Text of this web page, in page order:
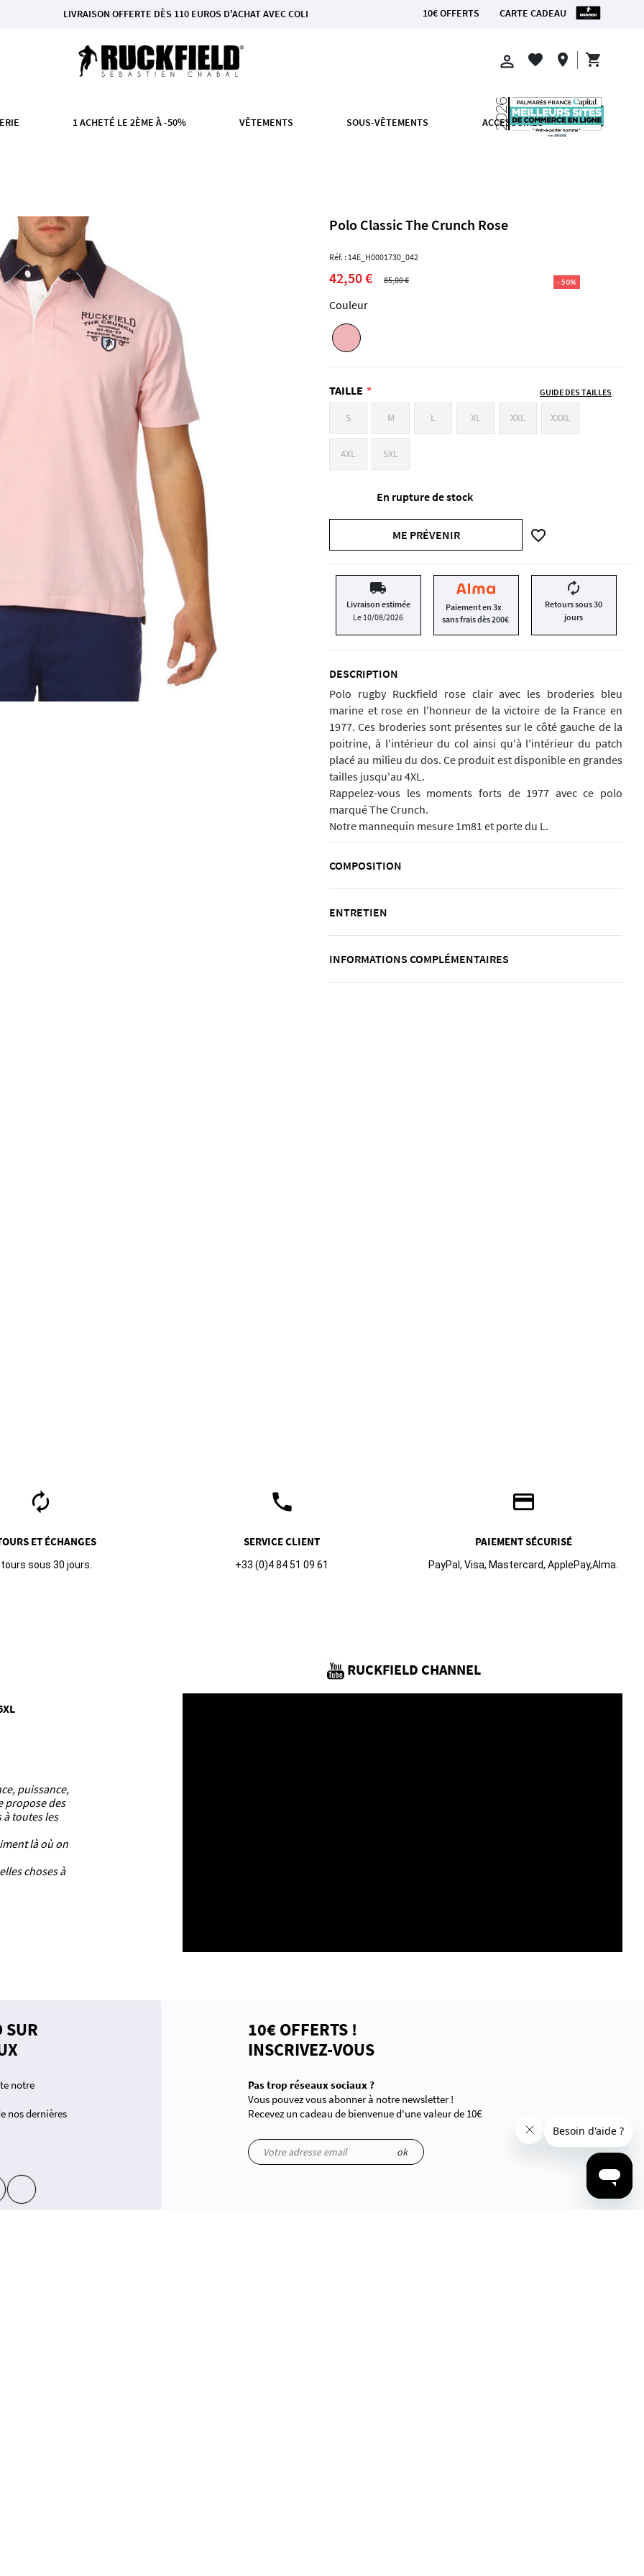
LIVRAISON OFFERTE DÈS 110 EUROS D'ACHAT AVEC COLISSIMO EN FRANCE MÉTROPOLITAINE 10€ OFFERTS CARTE CADEAU
perm_identity favorite location_on shopping_cart
1 ACHETÉ LE 2ÈME À -50% VÊTEMENTS SOUS-VÊTEMENTS ACCESSOIRES
Polo Classic The Crunch Rose
Réf. : 14E_H0001730_042
- 50%
42,50 € 85,00 €
Couleur
TAILLE GUIDE DES TAILLES
S M L XL XXL XXXL
4XL 5XL
En rupture de stock
favorite_border
ME PRÉVENIR
local_shipping
Livraison estimée
Le 10/08/2026
Paiement en 3x
sans frais dès 200€
autorenew
Retours sous 30
jours
DESCRIPTION
Polo rugby Ruckfield rose clair avec les broderies bleu
marine et rose en l'honneur de la victoire de la France en
1977. Ces broderies sont présentes sur le côté gauche de la
poitrine, à l'intérieur du col ainsi qu'à l'intérieur du patch
placé au milieu du dos. Ce produit est disponible en grandes
tailles jusqu'au 4XL.
Rappelez-vous les moments forts de 1977 avec ce polo
marqué The Crunch.
Notre mannequin mesure 1m81 et porte du L.
COMPOSITION
ENTRETIEN
INFORMATIONS COMPLÉMENTAIRES
autorenew
ET ÉCHANGES
sous 30 jours.
phone
SERVICE CLIENT
+33 (0)4 84 51 09 61
credit_card
PAIEMENT SÉCURISÉ
PayPal, Visa, Mastercard, ApplePay,Alma.
puissance,
propose des
toutes les
là où on
choses à
RUCKFIELD CHANNEL
SUR
notre
nos dernières
yt in
10€ OFFERTS !
INSCRIVEZ-VOUS
Pas trop réseaux sociaux ?
Vous pouvez vous abonner à notre newsletter !
Recevez un cadeau de bienvenue d'une valeur de 10€
ok
avec les réglementations. Personnalisez vos préférences pour contrôler la manière dont vos informations sont manipulées.